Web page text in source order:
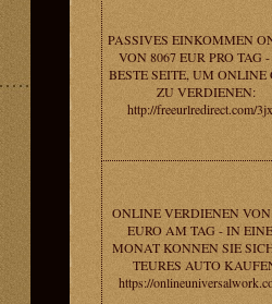
PASSIVES EINKOMMEN
VON 8067 EUR PRO TAG
BESTE SEITE, UM ONLINE
ZU VERDIENEN:
http://freeurlredirect.com/
ONLINE VERDIENEN VON
EURO AM TAG - IN
MONAT KONNEN SIE
TEURES AUTO
https://